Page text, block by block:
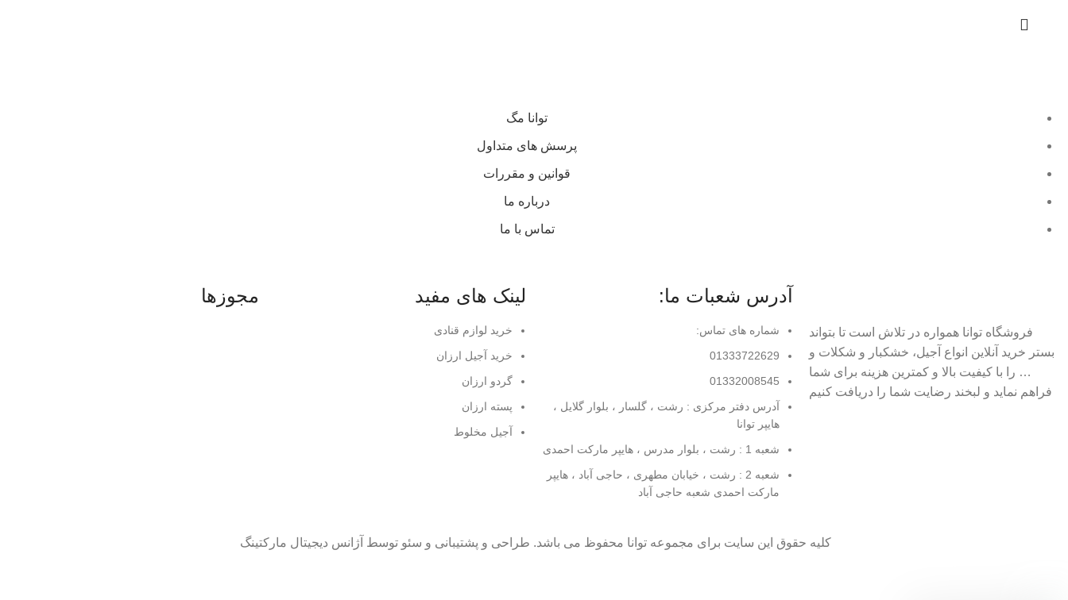
توانا مگ
پرسش های متداول
قوانین و مقررات
درباره ما
تماس با ما
فروشگاه توانا همواره در تلاش است تا بتواند
بستر خرید آنلاین انواع آجیل، خشکبار و شکلات و
… را با کیفیت بالا و کمترین هزینه برای شما
فراهم نماید و لبخند رضایت شما را دریافت کنیم
آدرس شعبات ما:
شماره های تماس:
01333722629
01332008545
آدرس دفتر مرکزی : رشت ، گلسار ، بلوار گلایل ،
هایپر توانا
شعبه 1 : رشت ، بلوار مدرس ، هایپر مارکت احمدی
شعبه 2 : رشت ، خیابان مطهری ، حاجی آباد ، هایپر
مارکت احمدی شعبه حاجی آباد
لینک های مفید
خرید لوازم قنادی
خرید آجیل ارزان
گردو ارزان
پسته ارزان
آجیل مخلوط
مجوزها
کلیه حقوق این سایت برای مجموعه توانا محفوظ می باشد. طراحی و پشتیبانی و سئو توسط آژانس دیجیتال مارکتینگ